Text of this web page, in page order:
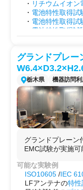
・ リチウムイオン
・ 電池特性取得試
・ 電池特性取得試
電池特性取得試
・出力特性
・ 効率(損失)測定
・熱性能 測定
・制御性能確認
・耐久試験等
用途例
・第2のラボとして
・研究プロジェク
・自社で行えない
使用
グランドプレー
栃木県 機器訪問利
グランドプレーン
EMC試験が実施可
可能な実験例
ISO10605 /IEC
LFアンテナの特性